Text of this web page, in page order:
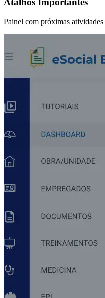
Atalhos Importantes
Painel com próximas